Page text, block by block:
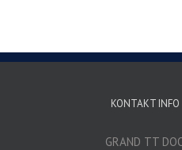
KONTAKT INFO
GRAND TT